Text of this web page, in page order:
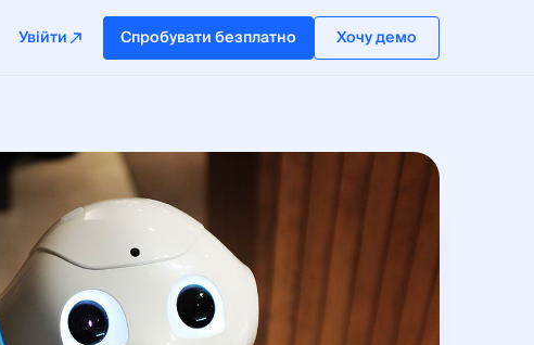
Увійти Спробувати безплатно Хочу демо